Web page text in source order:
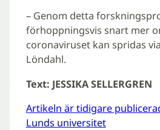
– Genom detta
förhoppningsvis snart mer
coronaviruset kan spridas
Löndahl.
Text: JESSIKA SELLERGREN
Artikeln är tidigare
Lunds universitet